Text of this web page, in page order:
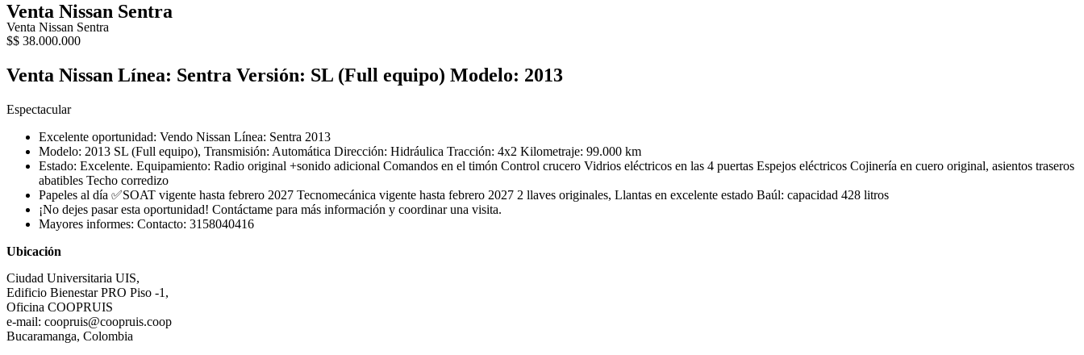
Venta Nissan Sentra
Venta Nissan Sentra
$$ 38.000.000
Venta Nissan Línea: Sentra Versión: SL (Full equipo) Modelo: 2013
Espectacular
Excelente oportunidad: Vendo Nissan Línea: Sentra 2013
Modelo: 2013 SL (Full equipo), Transmisión: Automática Dirección: Hidráulica Tracción: 4x2 Kilometraje: 99.000 km
Estado: Excelente. Equipamiento: Radio original +sonido adicional Comandos en el timón Control crucero Vidrios eléctricos en las 4 puertas Espejos eléctricos Cojinería en cuero original, asientos traseros
abatibles Techo corredizo
Papeles al día ✅SOAT vigente hasta febrero 2027 Tecnomecánica vigente hasta febrero 2027 2 llaves originales, Llantas en excelente estado Baúl: capacidad 428 litros
¡No dejes pasar esta oportunidad! Contáctame para más información y coordinar una visita.
Mayores informes: Contacto: 3158040416
Ubicación
Ciudad Universitaria UIS,
Edificio Bienestar PRO Piso -1,
Oficina COOPRUIS
e-mail: coopruis@coopruis.coop
Bucaramanga, Colombia